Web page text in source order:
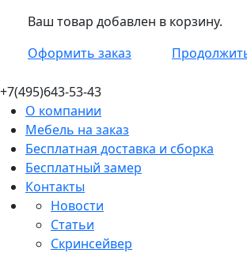
Ваш товар добавлен в корзину.
Оформить заказ
+7(495)643-53-43
О компании
Мебель на заказ
Бесплатная доставка и сборка
Бесплатный замер
Контакты
Новости
Статьи
Скринсейвер